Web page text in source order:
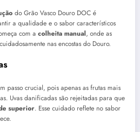
do Grão Vasco Douro DOC é
a qualidade e o sabor característicos
com a colheita manual, onde as
nas encostas do Douro.
passo crucial, pois apenas as frutas mais
Uvas danificadas são rejeitadas para que
superior. Esse cuidado reflete no sabor